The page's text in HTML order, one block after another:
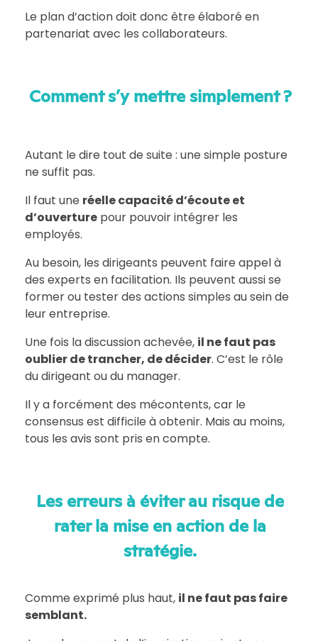
Le plan d’action doit donc être élaboré en
partenariat avec les collaborateurs.
Comment s’y mettre simplement ?
Autant le dire tout de suite : une simple posture
ne suffit pas.
Il faut une réelle capacité d’écoute et
d’ouverture pour pouvoir intégrer les
employés.
Au besoin, les dirigeants peuvent faire appel à
des experts en facilitation. Ils peuvent aussi se
former ou tester des actions simples au sein de
leur entreprise.
Une fois la discussion achevée, il ne faut pas
oublier de trancher, de décider. C’est le rôle
du dirigeant ou du manager.
Il y a forcément des mécontents, car le
consensus est difficile à obtenir. Mais au moins,
tous les avis sont pris en compte.
Les erreurs à éviter au risque de
rater la mise en action de la
stratégie.
Comme exprimé plus haut, il ne faut pas faire
semblant.